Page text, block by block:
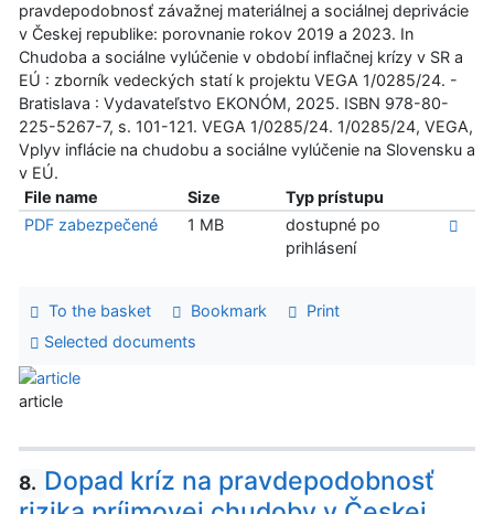
pravdepodobnosť závažnej materiálnej a sociálnej deprivácie
v Českej republike: porovnanie rokov 2019 a 2023. In
Chudoba a sociálne vylúčenie v období inflačnej krízy v SR a
EÚ : zborník vedeckých statí k projektu VEGA 1/0285/24. -
Bratislava : Vydavateľstvo EKONÓM, 2025. ISBN 978-80-
225-5267-7, s. 101-121. VEGA 1/0285/24. 1/0285/24, VEGA,
Vplyv inflácie na chudobu a sociálne vylúčenie na Slovensku a
v EÚ.
File name
Size
Typ prístupu
PDF zabezpečené
1 MB
dostupné po
prihlásení
To the basket Bookmark
Print
Selected documents
article
8. Dopad kríz na pravdepodobnosť